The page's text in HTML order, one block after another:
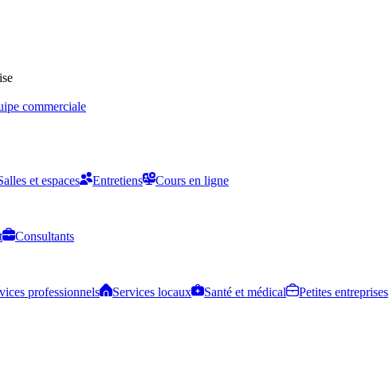
commerciale
et espaces Entretiens
Cours en ligne
Consultants
professionnels Services locaux Santé et médical
Petites entreprises